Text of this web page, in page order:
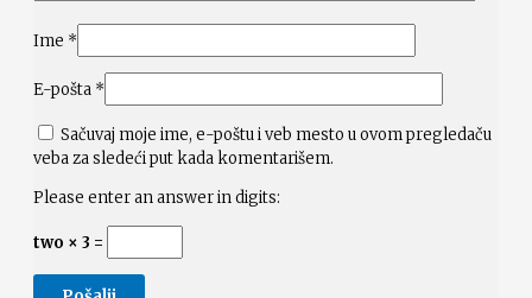
Ime *
E-pošta *
Sačuvaj moje ime, e-poštu i veb mesto u ovom pregledaču
veba za sledeći put kada komentarišem.
Please enter an answer in digits:
two × 3 =